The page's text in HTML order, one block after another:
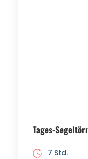
Tages-
7 Std.